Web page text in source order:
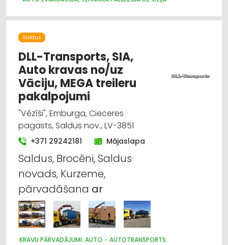
AUTO REZERVES DAĻU TIRDZNIECĪBA
AUTO RIEPU SERVISS
Saldus
DLL-Transports, SIA,
Auto kravas no/uz
Vāciju, MEGA treileru
pakalpojumi
"Vēzīši", Emburga, Cieceres
pagasts, Saldus nov., LV-3851
+371 29242181 Mājaslapa
Saldus, Brocēni, Saldus
novads, Kurzeme,
pārvadāšana ar
KRAVU PĀRVADĀJUMI: AUTO
AUTOTRANSPORTS